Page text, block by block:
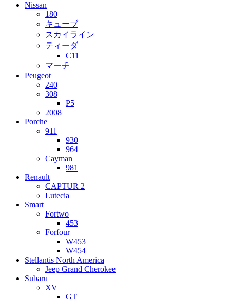
Nissan
180
キューブ
スカイライン
ティーダ
C11
マーチ
Peugeot
240
308
P5
2008
Porche
911
930
964
Cayman
981
Renault
CAPTUR 2
Lutecia
Smart
Fortwo
453
Forfour
W453
W454
Stellantis North America
Jeep Grand Cherokee
Subaru
XV
GT